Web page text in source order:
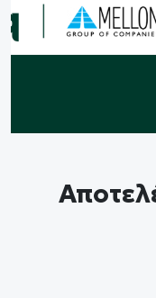
Ελληνικά